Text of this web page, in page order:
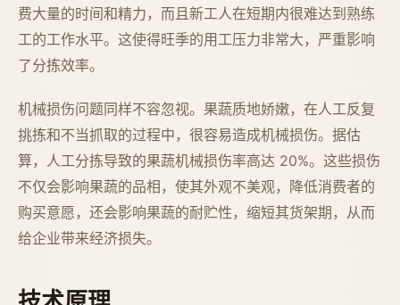
费大量的时间和精力，而且新工人在短期内很难达到熟练
工的工作水平。这使得旺季的用工压力非常大，严重影响
了分拣效率。
机械损伤问题同样不容忽视。果蔬质地娇嫩，在人工反复
挑拣和不当抓取的过程中，很容易造成机械损伤。据估
算，人工分拣导致的果蔬机械损伤率高达 20%。这些损伤
不仅会影响果蔬的品相，使其外观不美观，降低消费者的
购买意愿，还会影响果蔬的耐贮性，缩短其货架期，从而
给企业带来经济损失。